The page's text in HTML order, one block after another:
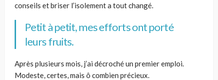
conseils et briser l’isolement a tout changé.
Petit à petit, mes efforts ont porté
leurs fruits.
Après plusieurs mois, j’ai décroché un premier emploi.
Modeste, certes, mais ô combien précieux.